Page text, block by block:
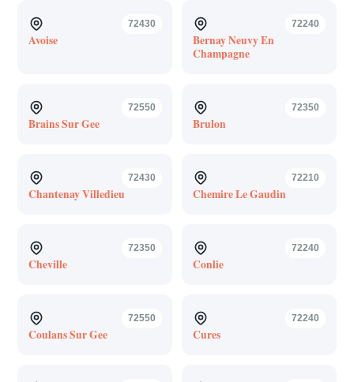
72430
Avoise
72240
Bernay Neuvy En
Champagne
72550
Brains Sur Gee
72350
Brulon
72430
Chantenay Villedieu
72210
Chemire Le Gaudin
72350
Cheville
72240
Conlie
72550
Coulans Sur Gee
72240
Cures